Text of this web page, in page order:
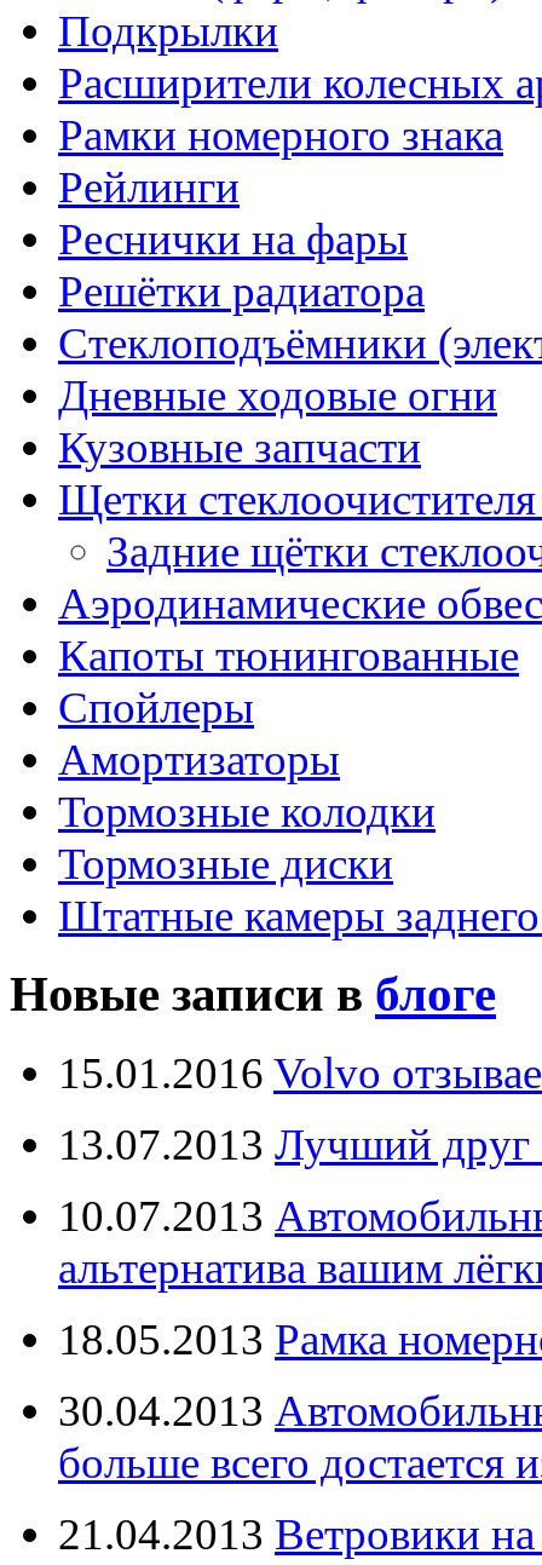
Подкрылки
Расширители колесных
Рамки номерного знака
Рейлинги
Реснички на фары
Решётки радиатора
Стеклоподъёмники
Дневные ходовые огни
Кузовные запчасти
Щетки
Задние щётки
Аэродинамические
Капоты тюнингованные
Спойлеры
Амортизаторы
Тормозные колодки
Тормозные диски
Штатные камеры
Новые записи в блоге
15.01.2016 Volvo
13.07.2013 Лучший друг
10.07.2013
альтернатива вашим
18.05.2013 Рамка
30.04.2013
больше всего достается
21.04.2013 Ветровики